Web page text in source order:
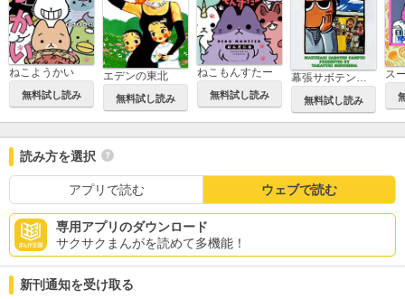
ねこようかい
無料試し読み
エデンの東北
無料試し読み
ねこもんすたー
無料試し読み 無料試し読み
読み方を選択
アプリで読む ウェブで読む
専用アプリのダウンロード
サクサクまんがを読めて多機能！
新刊通知を受け取る